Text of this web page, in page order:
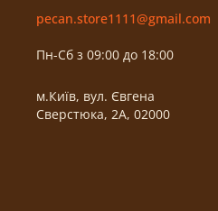
pecan.store1111@gmail.com
Пн-Сб з 09:00 до 18:00
м.Київ, вул. Євгена
Сверстюка, 2А, 02000